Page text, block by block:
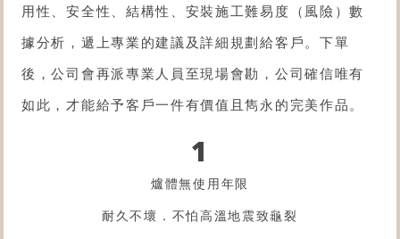
用性、安全性、結構性、安裝施工難易度（風險）數
據分析，遞上專業的建議及詳細規劃給客戶。下單
後，公司會再派專業人員至現場會勘，公司確信唯有
如此，才能給予客戶一件有價值且雋永的完美作品。
1
爐體無使用年限
耐久不壞．不怕高溫地震致龜裂